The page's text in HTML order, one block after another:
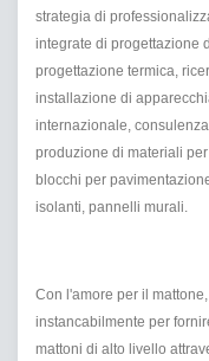
strategia di
integrate di progettazione
progettazione termica,
installazione di
internazionale,
produzione di materiali
blocchi per
isolanti, pannelli murali.
Con l'amore per il
instancabilmente per
mattoni di alto livello